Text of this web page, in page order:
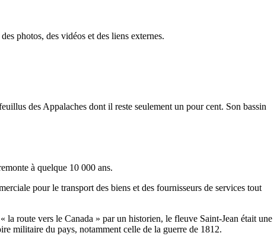
photos, des vidéos et des liens externes.
des Appalaches dont il reste seulement un pour cent. Son bassin
à quelque 10 000 ans.
pour le transport des biens et des fournisseurs de services tout
la route vers le Canada » par un historien, le fleuve Saint-Jean était une
militaire du pays, notamment celle de la guerre de 1812.